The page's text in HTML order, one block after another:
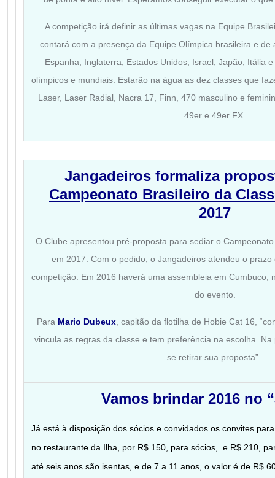
A competição irá definir as últimas vagas na Equipe
contará com a presença da Equipe Olímpica brasileira e de
Espanha, Inglaterra, Estados Unidos, Israel, Japão, Itália
olímpicos e mundiais. Estarão na água as dez classes que
Laser, Laser Radial, Nacra 17, Finn, 470 masculino e
49er e 49er FX.
Jangadeiros formaliza
Campeonato Brasileiro da
2017
O Clube apresentou pré-proposta para sediar o
em 2017. Com o pedido, o Jangadeiros atendeu o
competição. Em 2016 haverá uma assembleia em Cumbuco,
do evento.
Para Mario Dubeux, capitão da flotilha de Hobie Cat 16,
vincula as regras da classe e tem preferência na escolha.
se retirar sua proposta”.
Vamos brindar 2016 no
Já está à disposição dos sócios e convidados os convites
no restaurante da Ilha, por R$ 150, para sócios, e R$ 210,
até seis anos são isentas, e de 7 a 11 anos, o valor é de R$